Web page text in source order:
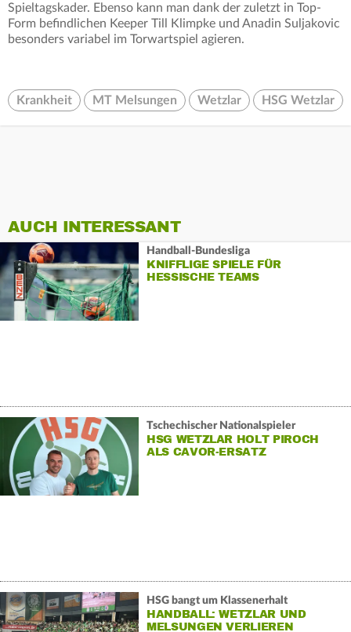
Spieltagskader. Ebenso kann man dank der zuletzt in Top-
Form befindlichen Keeper Till Klimpke und Anadin Suljakovic
besonders variabel im Torwartspiel agieren.
Krankheit MT Melsungen Wetzlar HSG Wetzlar
AUCH INTERESSANT
Handball-Bundesliga
KNIFFLIGE SPIELE FÜR
HESSISCHE TEAMS
Tschechischer Nationalspieler
HSG WETZLAR HOLT PIROCH
ALS CAVOR-ERSATZ
HSG bangt um Klassenerhalt
HANDBALL: WETZLAR UND
MELSUNGEN VERLIEREN